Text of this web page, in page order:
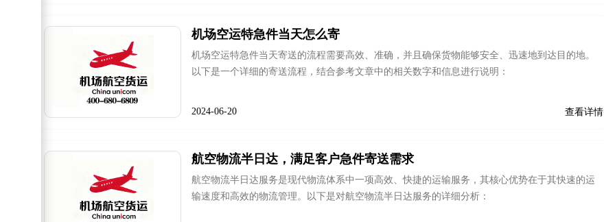
机场空运特急件当天怎么寄
机场空运特急件当天寄送的流程需要高效、准确，并且确保货物能够安全、迅速地到达目的地。
以下是一个详细的寄送流程，结合参考文章中的相关数字和信息进行说明：
2024-06-20 查看详情
航空物流半日达，满足客户急件寄送需求
航空物流半日达服务是现代物流体系中一项高效、快捷的运输服务，其核心优势在于其快速的运
输速度和高效的物流管理。以下是对航空物流半日达服务的详细分析：